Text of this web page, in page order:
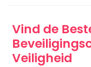
Vind de
Veiligheid